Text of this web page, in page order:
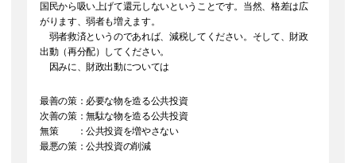
国民から吸い上げて還元しないということです。当然、格差は広
がります、弱者も増えます。
弱者救済というのであれば、減税してください。そして、財政
出動（再分配）してください。
因みに、財政出動については
最善の策：必要な物を造る公共投資
次善の策：無駄な物を造る公共投資
無策 ：公共投資を増やさない
最悪の策：公共投資の削減